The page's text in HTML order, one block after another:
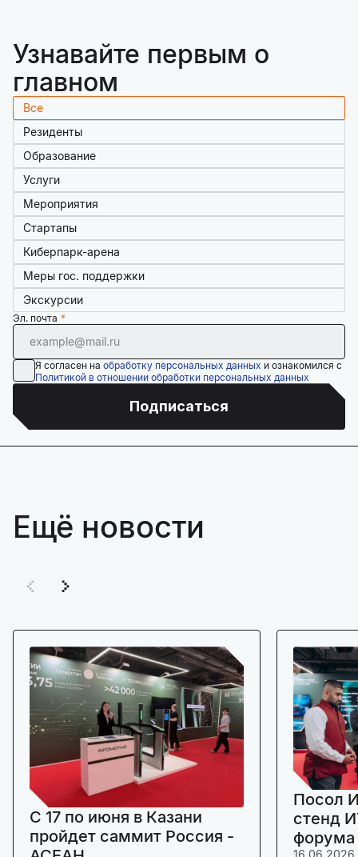
Узнавайте первым о
главном
Все
Резиденты
Образование
Услуги
Мероприятия
Стартапы
Киберпарк-арена
Меры гос. поддержки
Экскурсии
Эл. почта
Я согласен на обработку персональных данных и ознакомился с
Политикой в отношении обработки персональных данных
Подписаться
Ещё новости
C 17 по июня в Казани
пройдет саммит Россия -
Посол
стенд
16.06.2026